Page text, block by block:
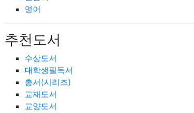
영어
추천도서
수상도서
대학생필독서
총서(시리즈)
교재도서
교양도서